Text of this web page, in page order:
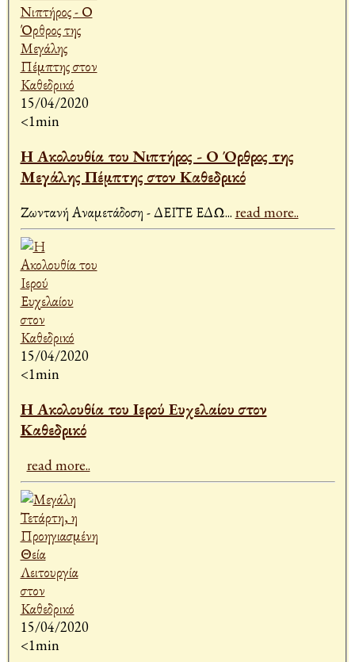
15/04/2020
<1min
Η Ακολουθία του Νιπτήρος - Ο Όρθρος της
Μεγάλης Πέμπτης στον Καθεδρικό
Ζωντανή Αναμετάδοση - ΔΕΙΤΕ ΕΔΩ... read more..
15/04/2020
<1min
Η Ακολουθία του Ιερού Ευχελαίου στον
Καθεδρικό
read more..
15/04/2020
<1min